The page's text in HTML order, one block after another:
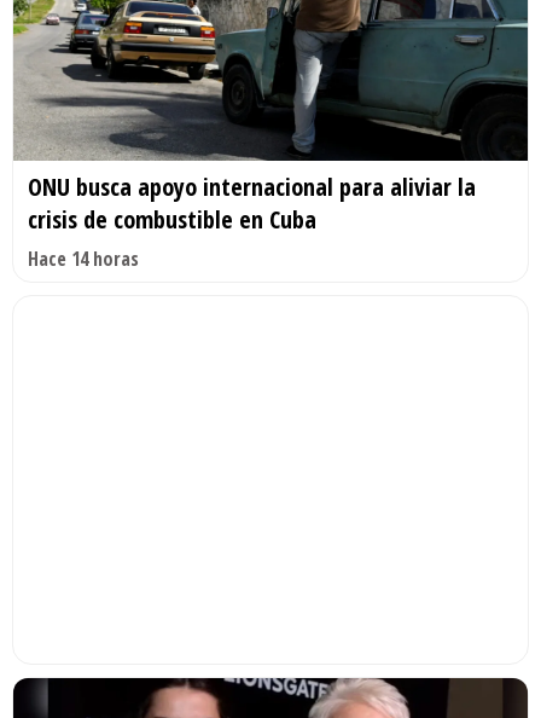
ONU busca apoyo internacional para aliviar la
crisis de combustible en Cuba
Hace 14 horas